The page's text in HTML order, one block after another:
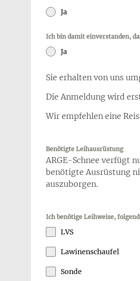
Ja
Ich bin damit einverstanden,
Ja
Sie erhalten von uns
Die Anmeldung wird
Wir empfehlen eine
Benötigte Leihausrüstung
ARGE-Schnee verfügt
benötigte Ausrüstung
auszuborgen.
Ich benötige Leihweise,
LVS
Lawinenschaufel
Sonde